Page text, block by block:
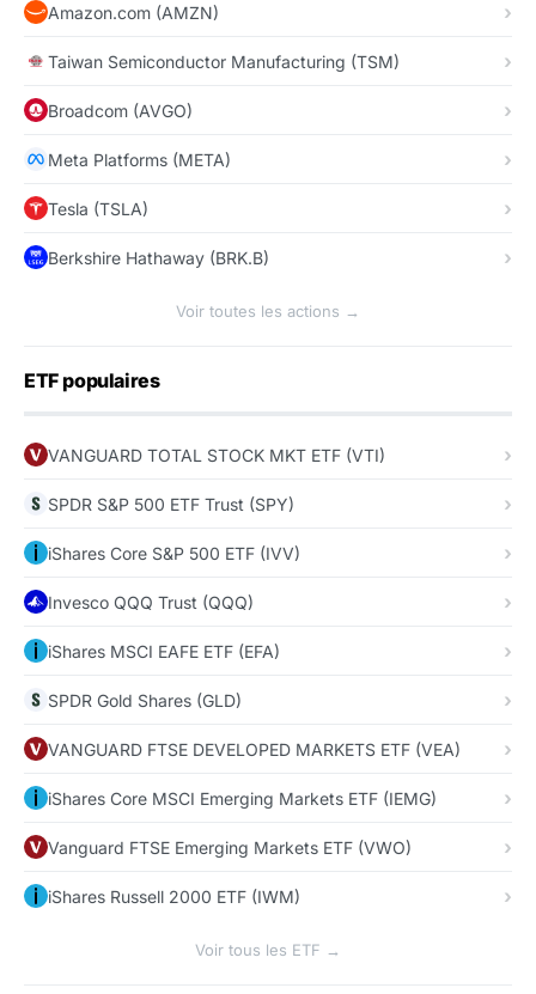
Amazon.com (AMZN)
Taiwan Semiconductor Manufacturing (TSM)
Broadcom (AVGO)
Meta Platforms (META)
Tesla (TSLA)
Berkshire Hathaway (BRK.B)
Voir toutes les actions →
ETF populaires
VANGUARD TOTAL STOCK MKT ETF (VTI)
SPDR S&P 500 ETF Trust (SPY)
iShares Core S&P 500 ETF (IVV)
Invesco QQQ Trust (QQQ)
iShares MSCI EAFE ETF (EFA)
SPDR Gold Shares (GLD)
VANGUARD FTSE DEVELOPED MARKETS ETF (VEA)
iShares Core MSCI Emerging Markets ETF (IEMG)
Vanguard FTSE Emerging Markets ETF (VWO)
iShares Russell 2000 ETF (IWM)
Voir tous les ETF →